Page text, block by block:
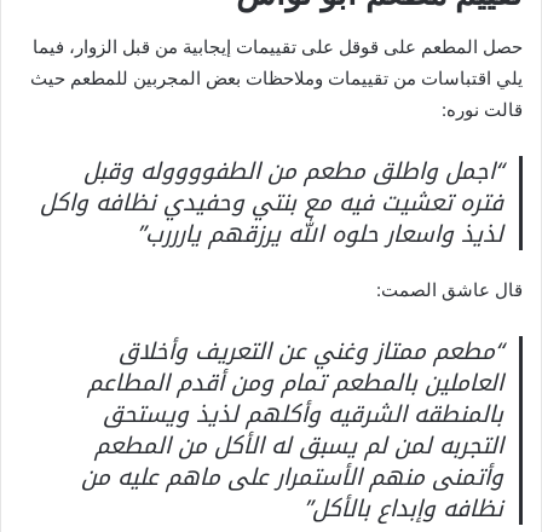
حصل المطعم على قوقل على تقييمات إيجابية من قبل الزوار، فيما
يلي اقتباسات من تقييمات وملاحظات بعض المجربين للمطعم حيث
قالت نوره:
“اجمل واطلق مطعم من الطفووووله وقبل
فتره تعشيت فيه مع بنتي وحفيدي نظافه واكل
لذيذ واسعار حلوه الله يرزقهم يارررب”
قال عاشق الصمت:
“مطعم ممتاز وغني عن التعريف وأخلاق
العاملين بالمطعم تمام ومن أقدم المطاعم
بالمنطقه الشرقيه وأكلهم لذيذ ويستحق
التجربه لمن لم يسبق له الأكل من المطعم
وأتمنى منهم الأستمرار على ماهم عليه من
نظافه وإبداع بالأكل”